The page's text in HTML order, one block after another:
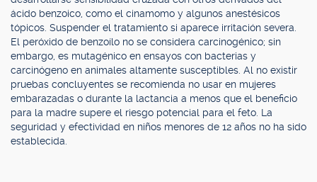
ácido benzoico, como el cinamomo y algunos anestésicos
tópicos. Suspender el tratamiento si aparece irritación severa.
El peróxido de benzoílo no se considera carcinogénico; sin
embargo, es mutagénico en ensayos con bacterias y
carcinógeno en animales altamente susceptibles. Al no existir
pruebas concluyentes se recomienda no usar en mujeres
embarazadas o durante la lactancia a menos que el beneficio
para la madre supere el riesgo potencial para el feto. La
seguridad y efectividad en niños menores de 12 años no ha sido
establecida.